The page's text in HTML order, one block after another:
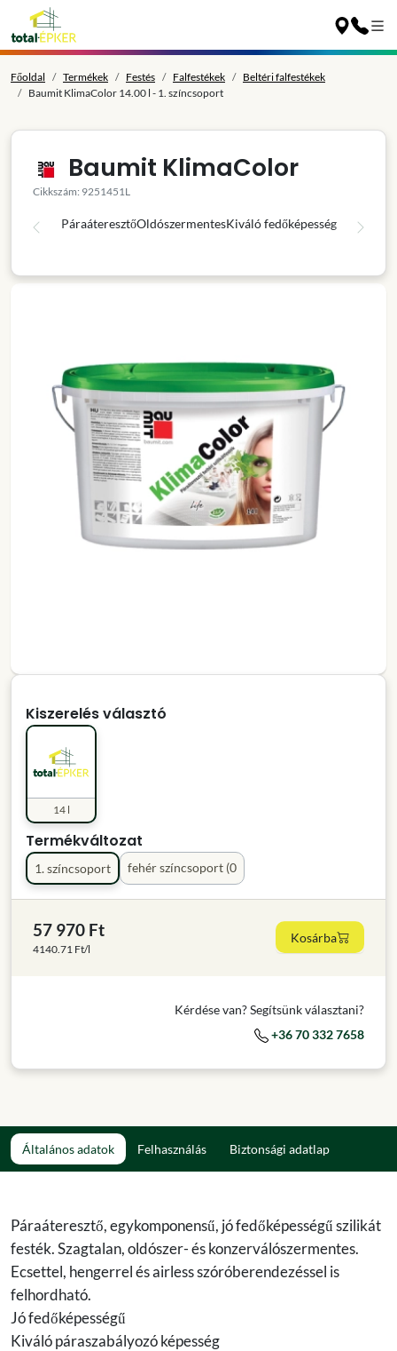
Főoldal Termékek Festés Falfestékek
Beltéri falfestékek
Baumit KlimaColor 14.00 l - 1. színcsoport
Baumit KlimaColor
Cikkszám: 9251451L
PáraáteresztőOldószermentesKiváló fedőképesség
Kiszerelés választó
14 l
Termékváltozat
1. színcsoport fehér színcsoport (0
57 970 Ft
4140.71 Ft/l
Kosárba
Kérdése van? Segítsünk választani?
+36 70 332 7658
Általános adatok Felhasználás Biztonsági adatlap
Páraáteresztő, egykomponensű, jó fedőképességű szilikát
festék. Szagtalan, oldószer- és konzerválószermentes.
Ecsettel, hengerrel és airless szóróberendezéssel is
felhordható.
Jó fedőképességű
Kiváló páraszabályozó képesség